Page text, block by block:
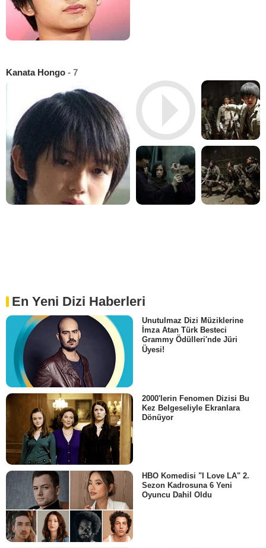
Kanata Hongo - 7
En Yeni Dizi Haberleri
Unutulmaz Dizi Müziklerine
İmza Atan Türk Besteci
Grammy Ödülleri'nde Jüri
Üyesi!
2000'lerin Fenomen Dizisi Bu
Kez Belgeseliyle Ekranlara
Dönüyor
HBO Komedisi "I Love LA" 2.
Sezon Kadrosuna 6 Yeni
Oyuncu Dahil Oldu